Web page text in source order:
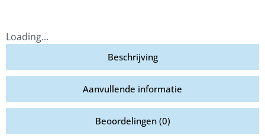
Loading...
Beschrijving
Aanvullende informatie
Beoordelingen (0)